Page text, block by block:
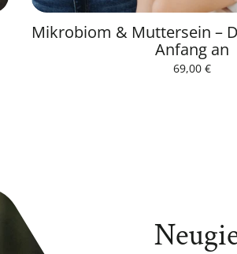
Mikrobiom & Muttersein –
Anfang an
Normaler
69,00 €